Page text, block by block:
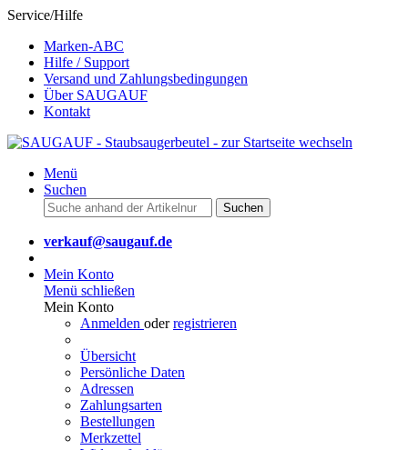
Service/Hilfe
Marken-ABC
Hilfe / Support
Versand und Zahlungsbedingungen
Über SAUGAUF
Kontakt
Menü
Suchen
Suchen
verkauf@saugauf.de
Mein Konto
Menü schließen
Mein Konto
Anmelden oderregistrieren
Übersicht
Persönliche Daten
Adressen
Zahlungsarten
Bestellungen
Merkzettel